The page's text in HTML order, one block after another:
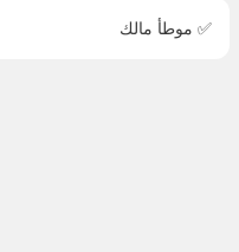
✅ موطأ مالك